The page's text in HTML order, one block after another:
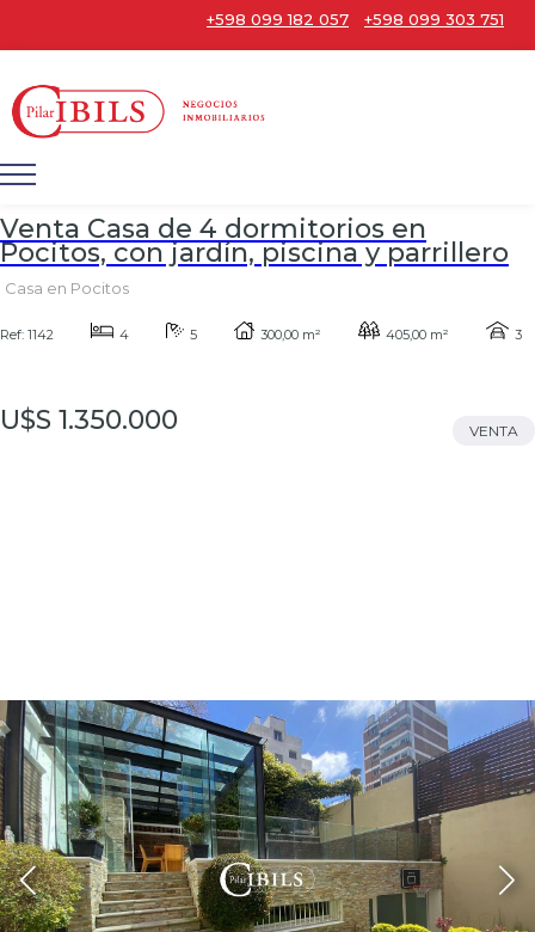
+598 099 182 057 +598 099 303 751
Venta Casa de 4 dormitorios en
Pocitos, con jardín, piscina y parrillero
Casa en Pocitos
Ref: 1142 4 5 300,00 m² 405,00 m² 3
U$S 1.350.000 VENTA